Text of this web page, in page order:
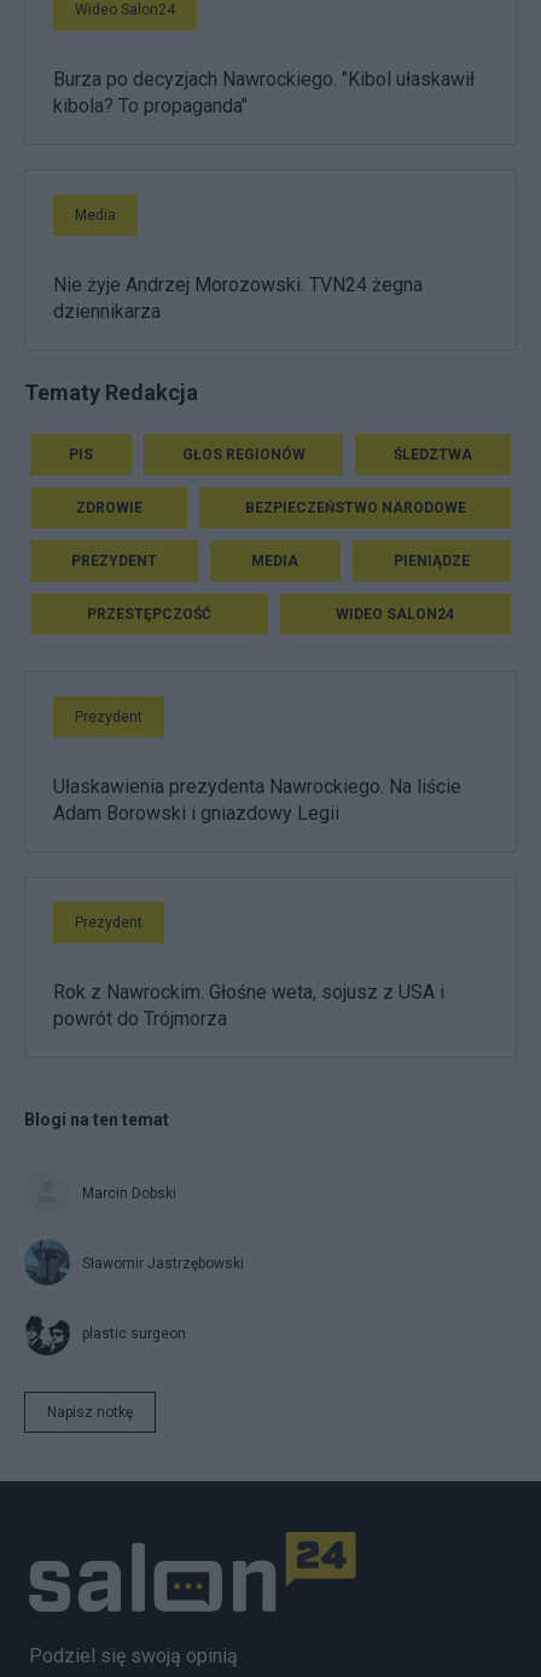
Wideo Salon24
Burza po decyzjach Nawrockiego. "Kibol ułaskawił
kibola? To propaganda"
Media
Nie żyje Andrzej Morozowski. TVN24 żegna
dziennikarza
Tematy Redakcja
PIS GŁOS REGIONÓW ŚLEDZTWA
ZDROWIE BEZPIECZEŃSTWO NARODOWE
PREZYDENT MEDIA PIENIĄDZE
PRZESTĘPCZOŚĆ WIDEO SALON24
Prezydent
Ułaskawienia prezydenta Nawrockiego. Na liście
Adam Borowski i gniazdowy Legii
Prezydent
Rok z Nawrockim. Głośne weta, sojusz z USA i
powrót do Trójmorza
Blogi na ten temat
Marcin Dobski
Sławomir Jastrzębowski
plastic surgeon
Napisz notkę
Podziel się swoją opinią